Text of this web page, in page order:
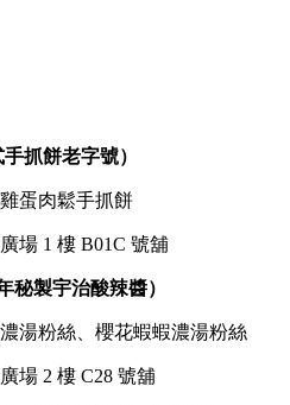
抓餅老字號）
蛋肉鬆手抓餅
場 1 樓 B01C 號舖
秘製宇治酸辣醬）
湯粉絲、櫻花蝦蝦濃湯粉絲
場 2 樓 C28 號舖